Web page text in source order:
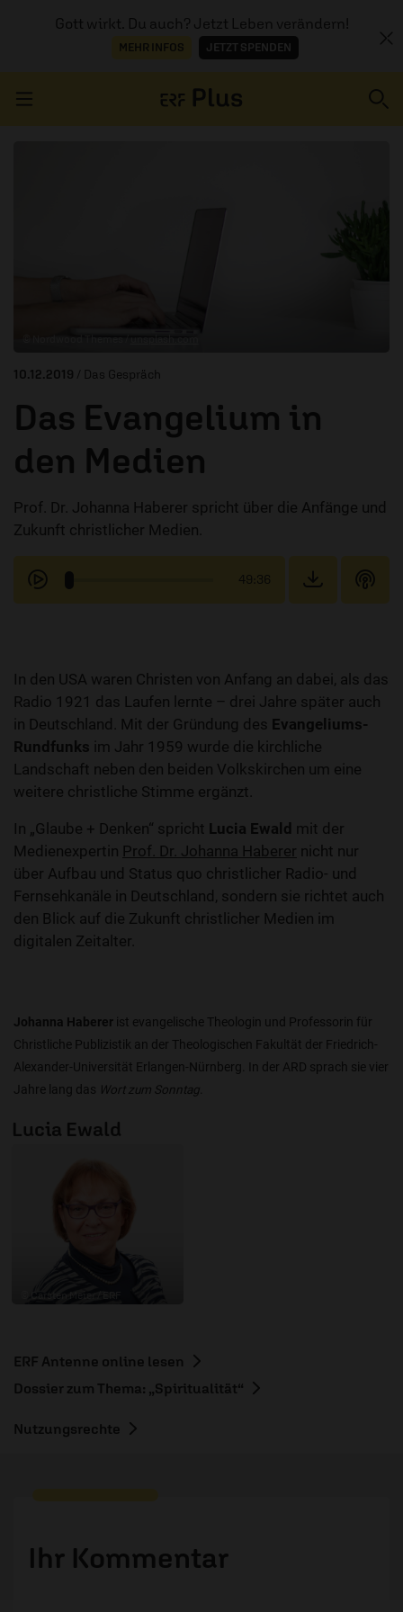
Gott wirkt. Du auch? Jetzt Leben verändern!
MEHR INFOS JETZT SPENDEN
10.12.2019 / Das Gespräch
Das Evangelium in
den Medien
Prof. Dr. Johanna Haberer spricht über die Anfänge und
Zukunft christlicher Medien.
49:36
In den USA waren Christen von Anfang an dabei, als das
Radio 1921 das Laufen lernte – drei Jahre später auch
in Deutschland. Mit der Gründung des Evangeliums-
Rundfunks im Jahr 1959 wurde die kirchliche
Landschaft neben den beiden Volkskirchen um eine
weitere christliche Stimme ergänzt.
In „Glaube + Denken“ spricht Lucia Ewald mit der
Medienexpertin Prof. Dr. Johanna Haberer nicht nur
über Aufbau und Status quo christlicher Radio- und
Fernsehkanäle in Deutschland, sondern sie richtet auch
den Blick auf die Zukunft christlicher Medien im
digitalen Zeitalter.
Johanna Haberer ist evangelische Theologin und Professorin für
Christliche Publizistik an der Theologischen Fakultät der Friedrich-
Alexander-Universität Erlangen-Nürnberg. In der ARD sprach sie vier
Jahre lang das Wort zum Sonntag
Lucia Ewald
ERF Antenne online lesen
Dossier zum Thema: „Spiritualität“
Nutzungsrechte
Ihr Kommentar